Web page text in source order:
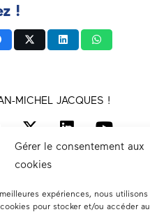
Gérer le consentement aux
cookies
expériences, nous
pour stocker et/ou accéder
!
MICHEL JACQUES !